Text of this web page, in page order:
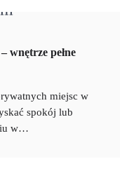
wnętrze pełne
miejsc w
spokój lub
w…